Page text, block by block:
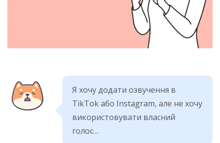
Я хочу додати озвучення в
TikTok або Instagram, але не хочу
використовувати власний
голос…